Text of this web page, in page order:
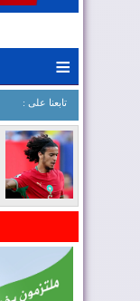
≡
: تابعنا على